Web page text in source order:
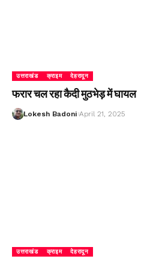
उत्तराखंड क्राइम देहरादून
फरार चल रहा कैदी मुठभेड़ में घायल
Lokesh Badoni April 21, 2025
उत्तराखंड क्राइम देहरादून